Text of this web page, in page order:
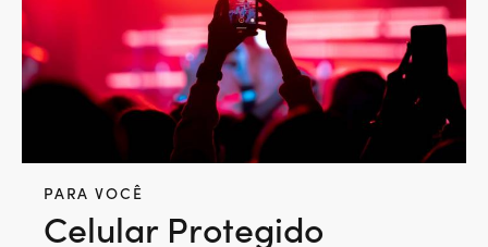
PARA VOCÊ
Celular Protegido